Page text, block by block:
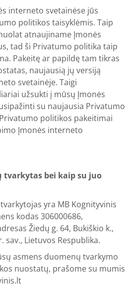
interneto svetainėse jūs
politikos taisyklėmis. Taip
atnaujiname Įmonės
tad ši Privatumo politika taip
Pakeitę ar papildę tam tikras
naujausią jų versiją
svetainėje. Taigi
užsukti į mūsų Įmonės
su naujausia Privatumo
politikos pakeitimai
Įmonės interneto
tvarkytas bei kaip su juo
yra MB Kognityvinis
kodas 306000686,
Žiedų g. 64, Bukiškio k.,
sav., Lietuvos Respublika.
asmens duomenų tvarkymo
nuostatų, prašome su mumis